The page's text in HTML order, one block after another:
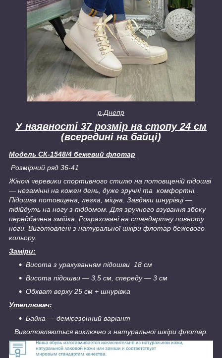
р.Днепр
У наявності 37 розмір на стопу 24 см
(всередині на байці)
Модель СК-1548/4 бежевий флотар
Розмірний ряд 36-41
Жіночі черевики спортивного стилю на потовщеній підошві
— незамінні на кожен день, дуже зручні та комфортні.
Підошва потовщена, легка, міцна. Завдяки шнурівці —
підійдуть на ногу з підйомом. Для зручного взування збоку
передбачена змійка. Розраховані на стандартну повноту
ноги. Виготовлені з натуральної шкіри флотар бежевого
кольору.
Заміри:
Висота з урахуванням підошви 18 см
Висота підошви — 3,5 см, спереду — 3 см
Обхват верху 25 см + шнурівка
Утеплювач:
Байка — демісезонний варіант
Виготовляються виключно з натуральної шкіри флотар.